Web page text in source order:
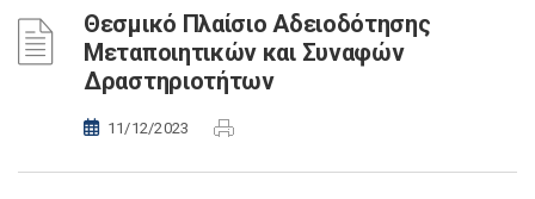
Θεσμικό Πλαίσιο Αδειοδότησης
Μεταποιητικών και Συναφών
Δραστηριοτήτων
11/12/2023